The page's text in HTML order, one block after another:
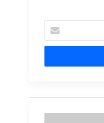
your
Email